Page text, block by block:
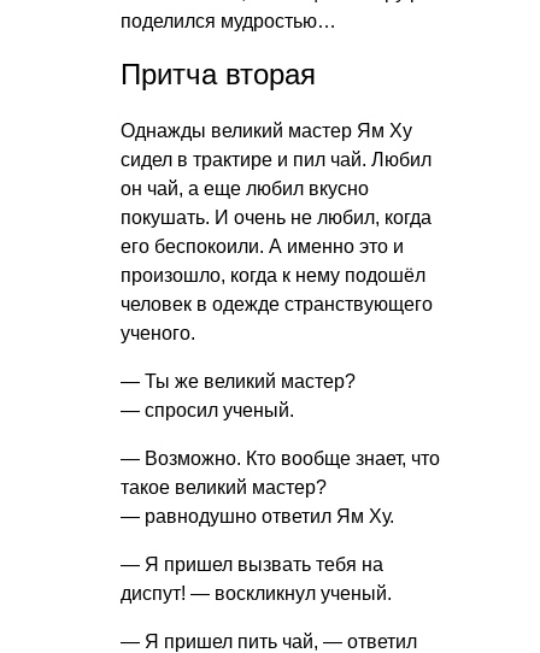
поделился мудростью…
Притча вторая
Однажды великий мастер Ям Ху
сидел в трактире и пил чай. Любил
он чай, а еще любил вкусно
покушать. И очень не любил, когда
его беспокоили. А именно это и
произошло, когда к нему подошёл
человек в одежде странствующего
ученого.
— Ты же великий мастер?
— спросил ученый.
— Возможно. Кто вообще знает, что
такое великий мастер?
— равнодушно ответил Ям Ху.
— Я пришел вызвать тебя на
диспут! — воскликнул ученый.
— Я пришел пить чай, — ответил